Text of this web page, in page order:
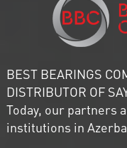
BEST BEARINGS
DISTRIBUTOR OF
Today, our partners
institutions in